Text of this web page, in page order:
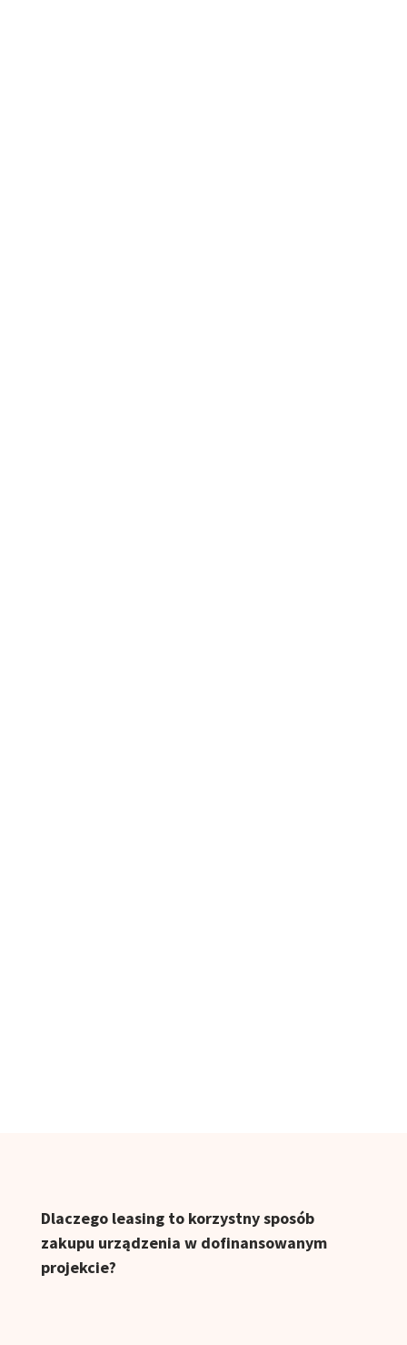
Dlaczego leasing to korzystny sposób
zakupu urządzenia w dofinansowanym
projekcie?